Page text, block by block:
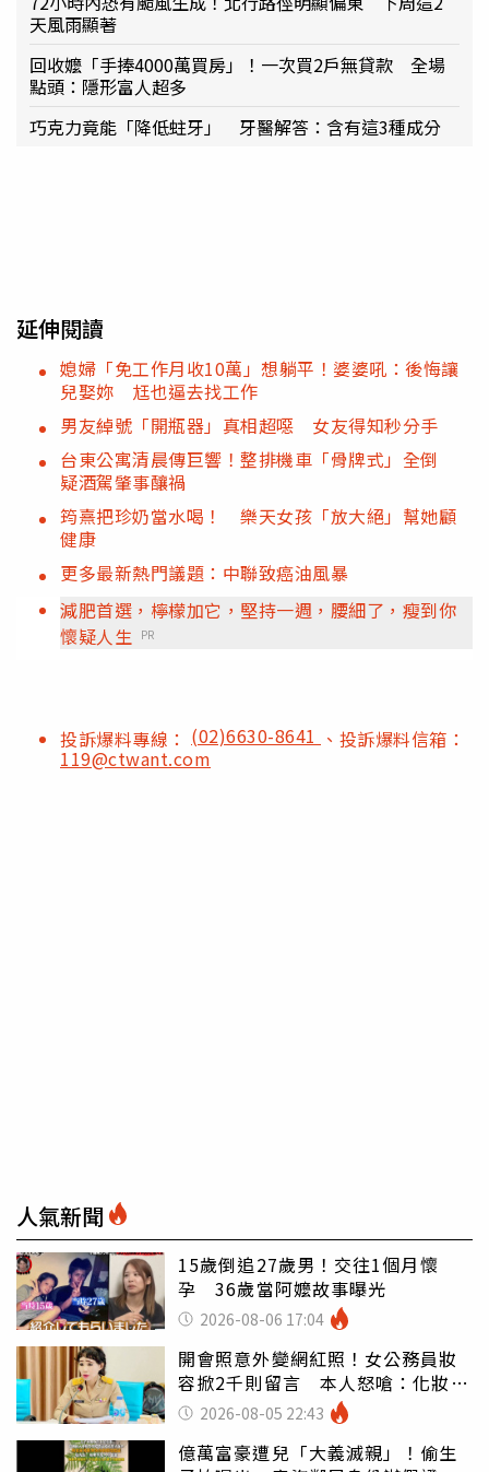
天風雨顯著
回收嬤「手捧4000萬買房」！一次買2戶無貸款 全場
點頭：隱形富人超多
巧克力竟能「降低蛀牙」 牙醫解答：含有這3種成分
延伸閱讀
媳婦「免工作月收10萬」想躺平！婆婆吼：後悔讓
兒娶妳 尪也逼去找工作
男友綽號「開瓶器」真相超噁 女友得知秒分手
台東公寓清晨傳巨響！整排機車「骨牌式」全倒
疑酒駕肇事釀禍
筠熹把珍奶當水喝！ 樂天女孩「放大絕」幫她顧
健康
更多最新熱門議題：中聯致癌油風暴
減肥首選，檸檬加它，堅持一週，腰細了，瘦到你
懷疑人生 PR
投訴爆料專線： (02)6630-8641 、投訴爆料信箱：
119@ctwant.com
人氣新聞
15歲倒追27歲男！交往1個月懷
孕 36歲當阿嬤故事曝光
2026-08-06 17:04
開會照意外變網紅照！女公務員妝
容掀2千則留言 本人怒嗆：化妝有
錯嗎2026-08-05 22:43
億萬富豪遭兒「大義滅親」！偷生